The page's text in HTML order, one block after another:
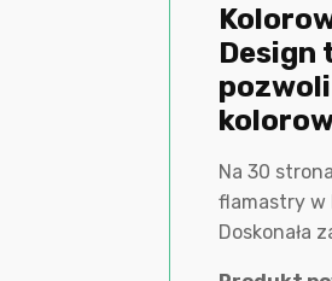
Design
Na 30
flamastry w
Doskonała